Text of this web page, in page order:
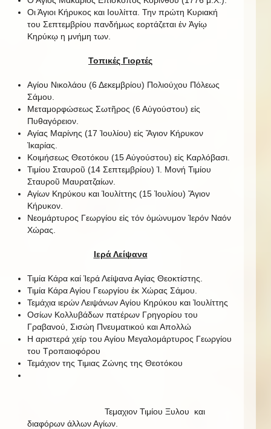
Οι Άγιοι Κήρυκος και Ιουλίττα. Την πρώτη Κυριακή
του Σεπτεμβρίου πανδήμως εορτάζεται ἐν Ἁγίῳ
Κηρύκῳ η μνήμη των.
Τοπικές Γιορτές
Αγίου Νικολάου (6 Δεκεμβρίου) Πολιούχου Πόλεως
Σάμου.
Μεταμορφώσεως Σωτῆρος (6 Αὐγούστου) εἰς
Πυθαγόρειον.
Αγίας Μαρίνης (17 Ἰουλίου) εἰς Ἅγιον Κήρυκον
Ἰκαρίας.
Κοιμήσεως Θεοτόκου (15 Αὐγούστου) εἰς Καρλόβασι.
Τιμίου Σταυροῦ (14 Σεπτεμβρίου) Ἱ. Μονή Τιμίου
Σταυροῦ Μαυρατζαίων.
Αγίων Κηρύκου και Ἰουλίττης (15 Ἰουλίου) Ἅγιον
Κήρυκον.
Νεομάρτυρος Γεωργίου εἰς τόν ὁμώνυμον Ἱερόν Ναόν
Χώρας.
Ιερά Λείψανα
Τιμία Κάρα καί Ἱερά Λείψανα Αγίας Θεοκτίστης.
Τιμία Κάρα Αγίου Γεωργίου ἐκ Χώρας Σάμου.
Τεμάχια ιερών Λειψάνων Αγίου Κηρύκου και Ἰουλίττης
Οσίων Κολλυβάδων πατέρων Γρηγορίου του
Γραβανού, Σισώη Πνευματικού και Απολλώ
Η αριστερά χείρ του Αγίου Μεγαλομάρτυρος Γεωργίου
του Τροπαιοφόρου
Τεμάχιον της Τιμιας Ζώνης της Θεοτόκου
Τεμαχιον Τιμίου Ξυλου και
διαφόρων άλλων Αγίων.